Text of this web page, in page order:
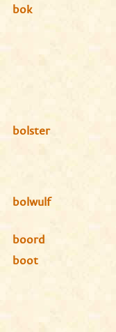
bok
bolster
bolwulf
boord
boot